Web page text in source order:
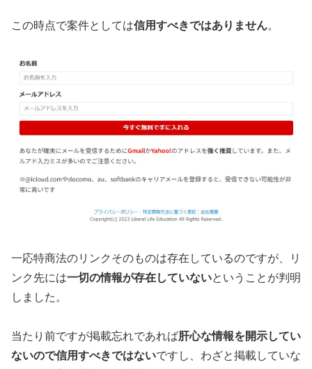
この時点で案件としては信用すべきではありません。
一応特商法のリンクそのものは存在しているのですが、リ
ンク先には一切の情報が存在していないということが判明
しました。
当たり前ですが掲載忘れであれば肝心な情報を開示してい
ないので信用すべきではないですし、わざと掲載していな